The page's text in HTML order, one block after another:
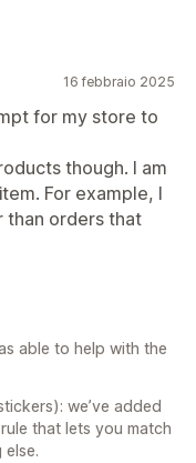
16 febbraio 2025
for my store to
though. I am
For example, I
than orders that
able to help with the
we’ve added
that lets you match